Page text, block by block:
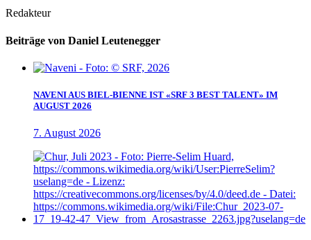
Redakteur
Beiträge von Daniel Leutenegger
NAVENI AUS BIEL-BIENNE IST «SRF 3 BEST TALENT» IM
AUGUST 2026
7. August 2026